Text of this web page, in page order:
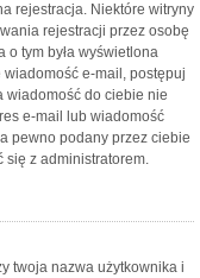
rejestracja. Niektóre witryny
rejestracji przez osobę
o tym była wyświetlona
wiadomość e-mail, postępuj
wiadomość do ciebie nie
e-mail lub wiadomość
pewno podany przez ciebie
się z administratorem.
twoja nazwa użytkownika i